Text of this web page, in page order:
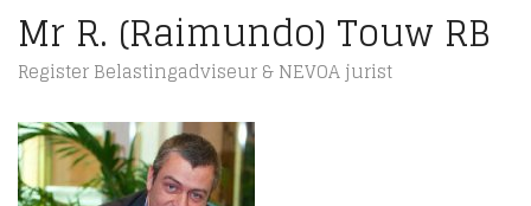
Mr R. (Raimundo) Touw RB
Register Belastingadviseur & NEVOA jurist